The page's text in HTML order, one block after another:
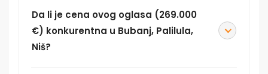
Da li je cena ovog oglasa (269.000
€) konkurentna u Bubanj, Palilula,
Niš?